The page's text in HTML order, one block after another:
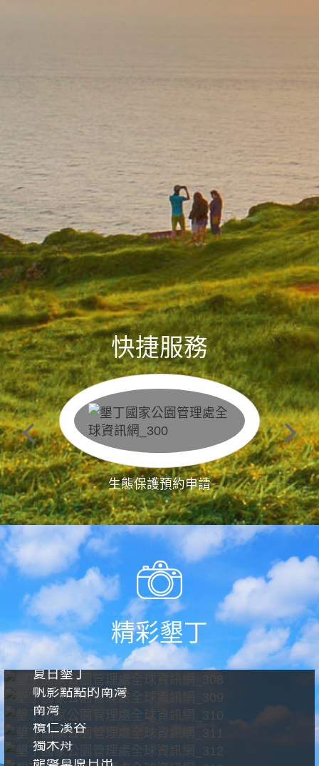
快捷服務
生態保護預約申請
精彩墾丁
夏日墾丁
帆影點點的南灣
南灣
欖仁溪谷
獨木舟
龍磐草原日出